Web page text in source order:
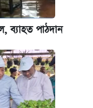
ব্যাহত পাঠদান